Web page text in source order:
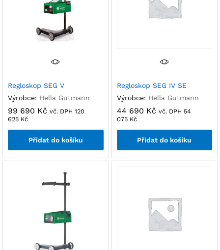
Regloskop SEG V
Výrobce: Hella Gutmann
99 690 Kč vč. DPH 120
625 Kč
Přidat do košíku
Regloskop SEG IV SE
Výrobce: Hella Gutmann
44 690 Kč vč. DPH 54
075 Kč
Přidat do košíku